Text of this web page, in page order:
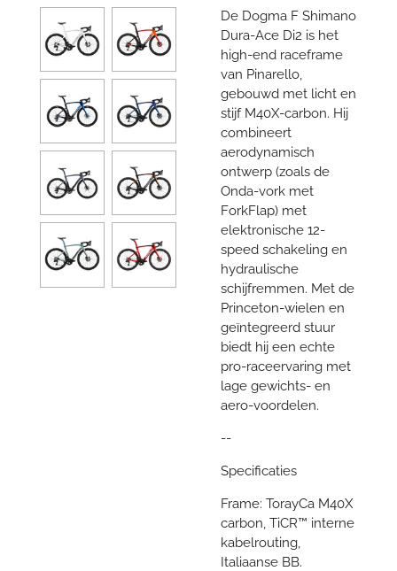
De Dogma F Shimano
Dura-Ace Di2 is het
high-end raceframe
van Pinarello,
gebouwd met licht en
stijf M40X-carbon. Hij
combineert
aerodynamisch
ontwerp (zoals de
Onda-vork met
ForkFlap) met
elektronische 12-
speed schakeling en
hydraulische
schijfremmen. Met de
Princeton-wielen en
geïntegreerd stuur
biedt hij een echte
pro-raceervaring met
lage gewichts- en
aero-voordelen.
--
Specificaties
Frame: TorayCa M40X
carbon, TiCR™ interne
kabelrouting,
Italiaanse BB.